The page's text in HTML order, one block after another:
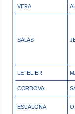
VERA
SALAS
LETELIER
CORDOVA
ESCALONA